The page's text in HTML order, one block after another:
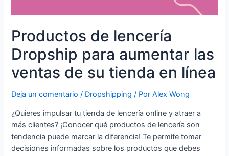
Productos de lencería
Dropship para aumentar las
ventas de su tienda en línea
Deja un comentario / Dropshipping / PorAlex Wong
¿Quieres impulsar tu tienda de lencería online y atraer a
más clientes? ¡Conocer qué productos de lencería son
tendencia puede marcar la diferencia! Te permite tomar
decisiones informadas sobre los productos que debes